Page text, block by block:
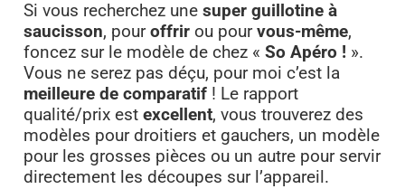
Si vous recherchez une super guillotine à
saucisson, pouroffrirou pourvous-même,
foncez sur le modèle de chez « So Apéro ! ».
Vous ne serez pas déçu, pour moi c’est la
meilleure de comparatif! Le rapport
qualité/prix est excellent, vous trouverez des
modèles pour droitiers et gauchers, un modèle
pour les grosses pièces ou un autre pour servir
directement les découpes sur l’appareil.